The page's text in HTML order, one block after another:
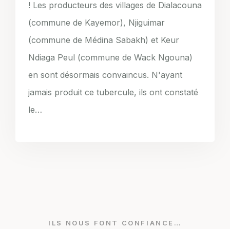
! Les producteurs des villages de Dialacouna
(commune de Kayemor), Njiguimar
(commune de Médina Sabakh) et Keur
Ndiaga Peul (commune de Wack Ngouna)
en sont désormais convaincus. N'ayant
jamais produit ce tubercule, ils ont constaté
le…
ILS NOUS FONT CONFIANCE…